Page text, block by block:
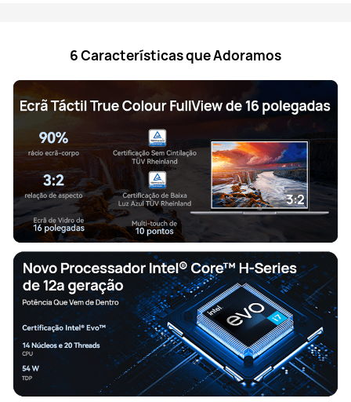
6 Características que Adoramos